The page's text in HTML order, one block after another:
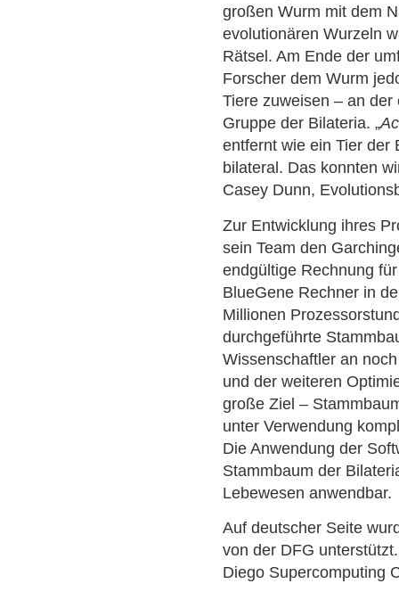
großen Wurm mit dem
evolutionären Wurzeln
Rätsel. Am Ende der
Forscher dem Wurm
Tiere zuweisen – an
Gruppe der Bilateria. „
entfernt wie ein Tier der
bilateral. Das konnten
Casey Dunn,
Zur Entwicklung ihres
sein Team den
endgültige Rechnung
BlueGene Rechner in
Millionen
durchgeführte
Wissenschaftler an
und der weiteren
große Ziel –
unter Verwendung
Die Anwendung der
Stammbaum der
Lebewesen anwendbar.
Auf deutscher Seite
von der DFG
Diego Supercomputing